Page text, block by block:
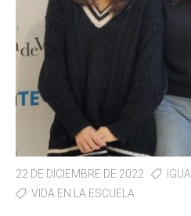
22 DE DICIEMBRE DE 2022
VIDA EN LA ESCUELA